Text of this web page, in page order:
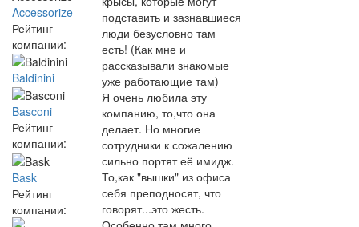
Accessorize
Рейтинг
компании:
Baldinini
Basconi
Рейтинг
компании:
Bask
Рейтинг
компании:
подставить и зазнавшиеся
люди безусловно там
есть! (Как мне и
рассказывали знакомые
уже работающие там)
Я очень любила эту
компанию, то,что она
делает. Но многие
сотрудники к сожалению
сильно портят её имидж.
То,как "вышки" из офиса
себя преподносят, что
говорят...это жесть.